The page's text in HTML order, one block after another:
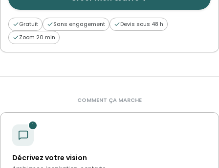
Gratuit Sans engagement
Devis sous 48 h
Zoom 20 min
COMMENT ÇA MARCHE
1
Décrivez votre vision